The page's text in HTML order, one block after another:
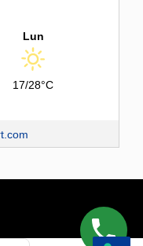
Lun
17/28°C